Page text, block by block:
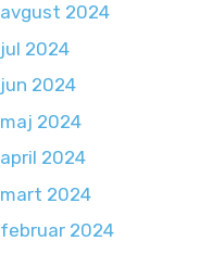
avgust 2024
jul 2024
jun 2024
maj 2024
april 2024
mart 2024
februar 2024